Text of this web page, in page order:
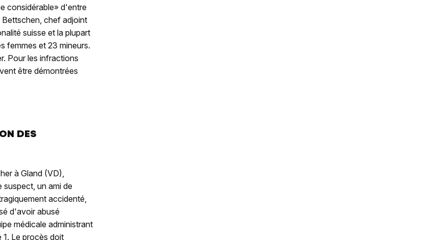
considérable» d'entre
Bettschen, chef adjoint
suisse et la plupart
femmes et 23 mineurs.
Pour les infractions
être démontrées
DES
à Gland (VD),
suspect, un ami de
accidenté,
d'avoir abusé
médicale administrant
1. Le procès doit